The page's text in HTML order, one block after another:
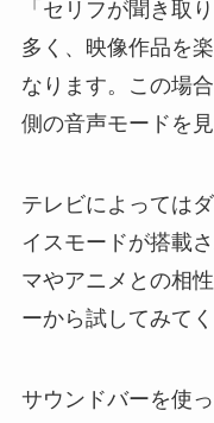
「セリフが聞き取
多く、映像作品を
なります。この場
側の音声モードを
テレビによっては
イスモードが搭載
マやアニメとの相
ーから試してみてく
サウンドバーを使